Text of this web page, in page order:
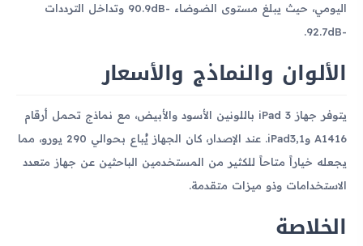
اليومي، حيث يبلغ مستوى الضوضاء -90.9dB وتداخل الترددات
-92.7dB.
الألوان والنماذج والأسعار
يتوفر جهاز iPad 3 باللونين الأسود والأبيض، مع نماذج تحمل أرقام
A1416 وiPad3,1. عند الإصدار، كان الجهاز يُباع بحوالي 290 يورو، مما
يجعله خياراً متاحاً للكثير من المستخدمين الباحثين عن جهاز متعدد
الاستخدامات وذو ميزات متقدمة.
الخلاصة